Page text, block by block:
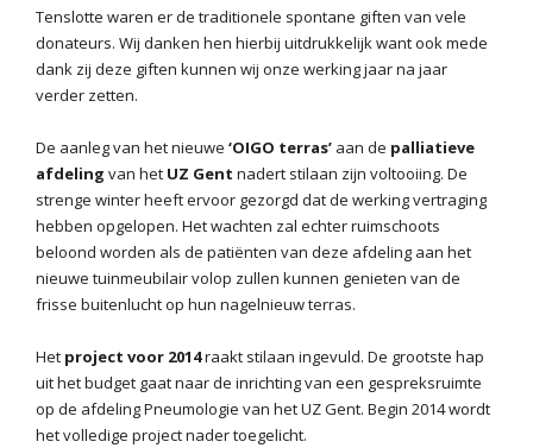
Tenslotte waren er de traditionele spontane giften van vele
donateurs. Wij danken hen hierbij uitdrukkelijk want ook mede
dank zij deze giften kunnen wij onze werking jaar na jaar
verder zetten.
De aanleg van het nieuwe‘OIGO terras’ aan de palliatieve
afdeling van het UZ Gent nadert stilaan zijn voltooiing. De
strenge winter heeft ervoor gezorgd dat de werking vertraging
hebben opgelopen. Het wachten zal echter ruimschoots
beloond worden als de patiënten van deze afdeling aan het
nieuwe tuinmeubilair volop zullen kunnen genieten van de
frisse buitenlucht op hun nagelnieuw terras.
Het project voor 2014raakt stilaan ingevuld. De grootste hap
uit het budget gaat naar de inrichting van een gespreksruimte
op de afdeling Pneumologie van het UZ Gent. Begin 2014 wordt
het volledige project nader toegelicht.